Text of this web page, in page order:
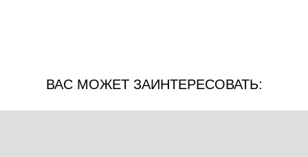
ВАС МОЖЕТ ЗАИНТЕРЕСОВАТЬ: